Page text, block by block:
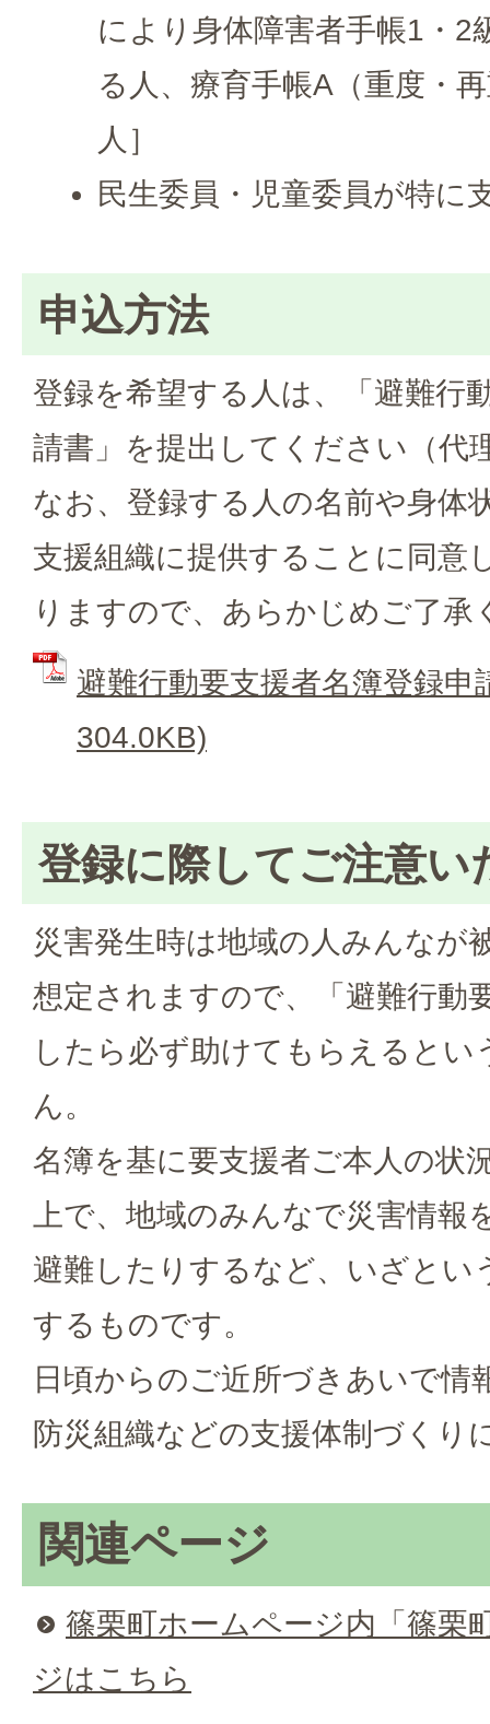
により身体障害者手帳1・2
る人、療育手帳A（重度・
人］
民生委員・児童委員が特に
申込方法
登録を希望する人は、「避難行
請書」を提出してください（代
なお、登録する人の名前や身体
支援組織に提供することに同意
りますので、あらかじめご了承
避難行動要支援者名簿登録
304.0KB)
登録に際してご注意い
災害発生時は地域の人みんなが
想定されますので、「避難行動
したら必ず助けてもらえると
ん。
名簿を基に要支援者ご本人の状
上で、地域のみんなで災害情報
避難したりするなど、いざとい
するものです。
日頃からのご近所づきあいで情
防災組織などの支援体制づくり
関連ページ
篠栗町ホームページ内「篠栗
ジはこちら